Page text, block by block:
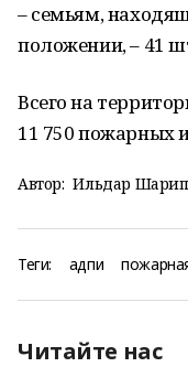
– семьям,
положении, – 41
Всего на
11 750 пожарных
Автор: Ильдар
Теги: адпи
Читайте нас